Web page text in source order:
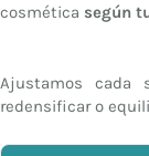
cosmética según
Ajustamos cada
redensificar o